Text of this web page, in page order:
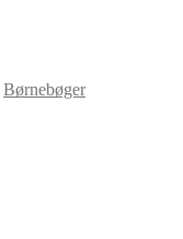
Børnebøger